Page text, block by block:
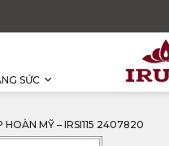
SỨC
HOÀN MỸ – IRSI115 2407820